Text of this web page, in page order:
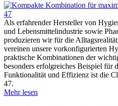
Als erfahrender Hersteller von
und Lebensmittelindustrie sowie
produzieren wir für die
vereinen unsere vorkonfigurierten
praktische Kombinationen der
besonders erfolgreiches Beispiel für
Funktionalität und Effizienz ist die
47.
Mehr lesen